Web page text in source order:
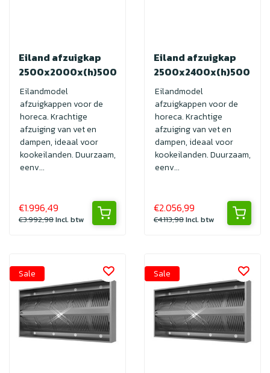
Eiland afzuigkap
2500x2000x(h)500
Eilandmodel
afzuigkappen voor de
horeca. Krachtige
afzuiging van vet en
dampen, ideaal voor
kookeilanden. Duurzaam,
eenv...
€1.996,49
€3.992,98Incl. btw
Eiland afzuigkap
2500x2400x(h)500
Eilandmodel
afzuigkappen voor de
horeca. Krachtige
afzuiging van vet en
dampen, ideaal voor
kookeilanden. Duurzaam,
eenv...
€2.056,99
€4.113,98Incl. btw
Sale Sale